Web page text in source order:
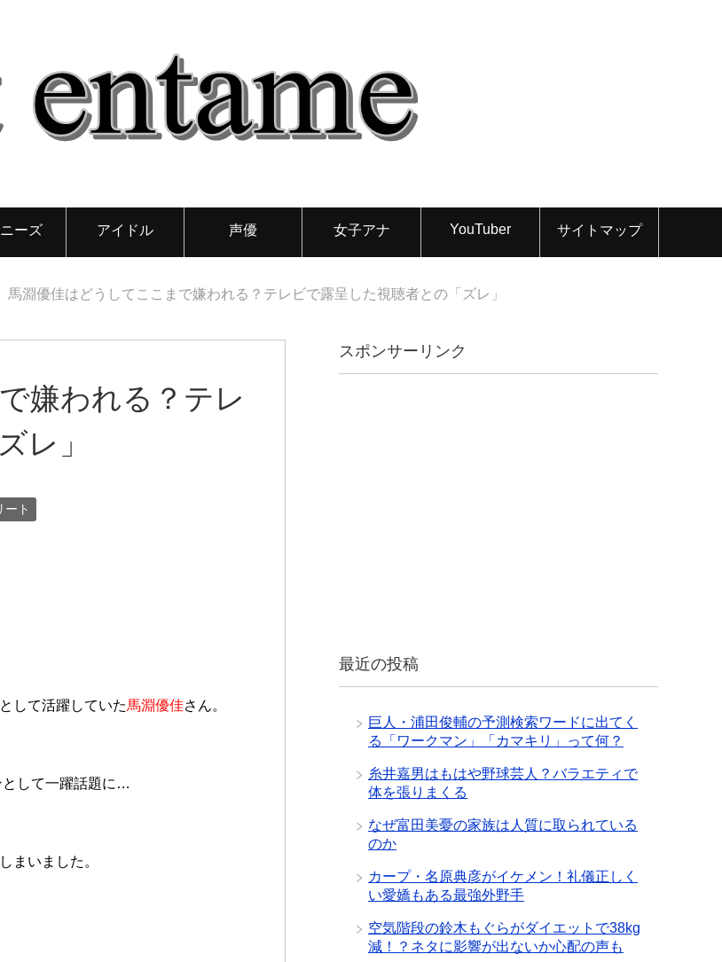
ーズ アイドル 声優 女子アナ YouTuber サイトマップ
馬淵優佳はどうしてここまで嫌われる？テレビで露呈した視聴者との「ズレ」
嫌われる？テレ
レ」
ート
して活躍していた馬淵優佳さん。
として一躍話題に…
まいました。
スポンサーリンク
最近の投稿
巨人・浦田俊輔の予測検索ワードに出てく
る「ワークマン」「カマキリ」って何？
糸井嘉男はもはや野球芸人？バラエティで
体を張りまくる
なぜ富田美憂の家族は人質に取られている
のか
カープ・名原典彦がイケメン！礼儀正しく
い愛嬌もある最強外野手
空気階段の鈴木もぐらがダイエットで38kg
減！？ネタに影響が出ないか心配の声も